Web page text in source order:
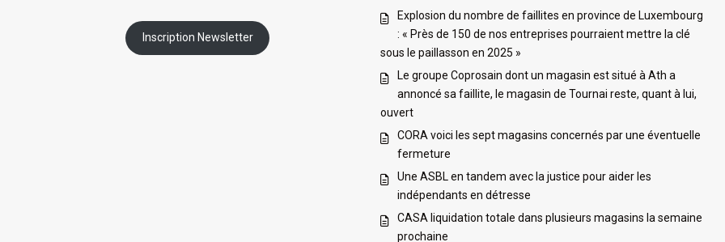
Inscription Newsletter
Explosion du nombre de faillites en province de Luxembourg
: « Près de 150 de nos entreprises pourraient mettre la clé
sous le paillasson en 2025 »
Le groupe Coprosain dont un magasin est situé à Ath a
annoncé sa faillite, le magasin de Tournai reste, quant à lui,
ouvert
CORA voici les sept magasins concernés par une éventuelle
fermeture
Une ASBL en tandem avec la justice pour aider les
indépendants en détresse
CASA liquidation totale dans plusieurs magasins la semaine
prochaine